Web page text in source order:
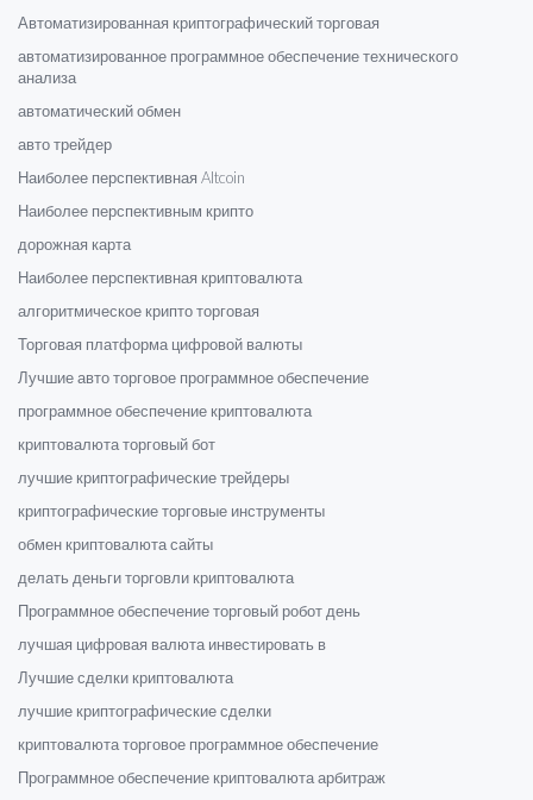
Автоматизированная криптографический торговая
автоматизированное программное обеспечение технического
анализа
автоматический обмен
авто трейдер
Наиболее перспективная Altcoin
Наиболее перспективным крипто
дорожная карта
Наиболее перспективная криптовалюта
алгоритмическое крипто торговая
Торговая платформа цифровой валюты
Лучшие авто торговое программное обеспечение
программное обеспечение криптовалюта
криптовалюта торговый бот
лучшие криптографические трейдеры
криптографические торговые инструменты
обмен криптовалюта сайты
делать деньги торговли криптовалюта
Программное обеспечение торговый робот день
лучшая цифровая валюта инвестировать в
Лучшие сделки криптовалюта
лучшие криптографические сделки
криптовалюта торговое программное обеспечение
Программное обеспечение криптовалюта арбитраж